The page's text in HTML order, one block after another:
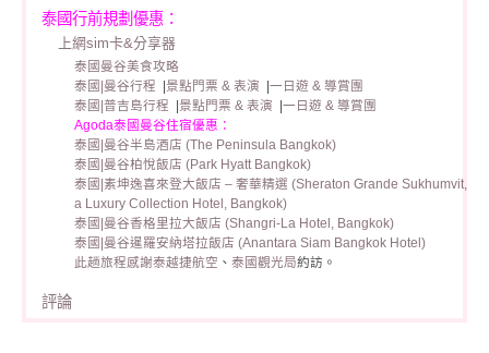
泰國行前規劃優惠：
上網sim卡&分享器
泰國曼谷美食攻略
泰國|曼谷行程 |景點門票 & 表演 |一日遊 & 導賞團
泰國|普吉島行程 |景點門票 & 表演 |一日遊 & 導賞團
Agoda泰國曼谷住宿優惠：
泰國|曼谷半島酒店 (The Peninsula Bangkok)
泰國|曼谷柏悅飯店 (Park Hyatt Bangkok)
泰國|素坤逸喜來登大飯店 – 奢華精選 (Sheraton Grande Sukhumvit,
a Luxury Collection Hotel, Bangkok)
泰國|曼谷香格里拉大飯店 (Shangri-La Hotel, Bangkok)
泰國|曼谷暹羅安納塔拉飯店 (Anantara Siam Bangkok Hotel)
此趟旅程感謝泰越捷航空 、 泰國觀光局約訪。
評論